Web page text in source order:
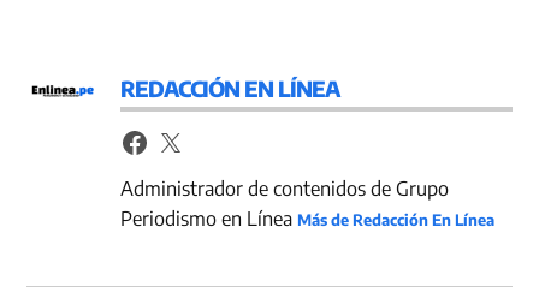
REDACCIÓN EN LÍNEA
Administrador de contenidos de Grupo
Periodismo en LíneaMás de Redacción En Línea